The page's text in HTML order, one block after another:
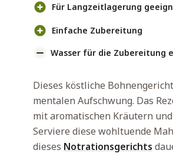
Für Langzeitlagerung
Einfache Zubereitung
Wasser für die Zubereitung
Dieses köstliche
mentalen Aufschwung. Das
mit aromatischen Kräutern
Serviere diese wohltuende
dieses Notrationsgerichts